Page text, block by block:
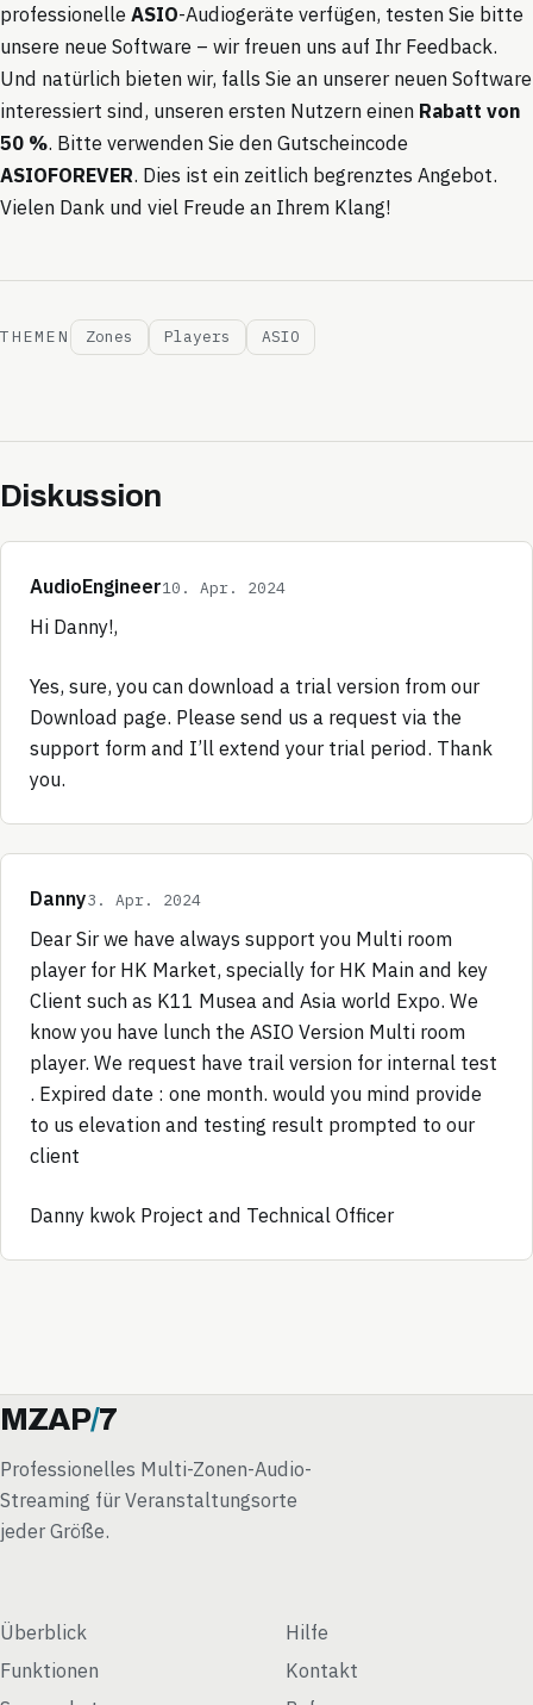
professionelle ASIO-Audiogeräte verfügen, testen Sie bitte
unsere neue Software – wir freuen uns auf Ihr Feedback.
Und natürlich bieten wir, falls Sie an unserer neuen Software
interessiert sind, unseren ersten Nutzern einen Rabatt von
50 %. Bitte verwenden Sie den Gutscheincode
ASIOFOREVER. Dies ist ein zeitlich begrenztes Angebot.
Vielen Dank und viel Freude an Ihrem Klang!
THEMEN Zones Players ASIO
Diskussion
AudioEngineer10. Apr. 2024
Hi Danny!,
Yes, sure, you can download a trial version from our
Download page. Please send us a request via the
support form and I’ll extend your trial period. Thank
you.
Danny3. Apr. 2024
Dear Sir we have always support you Multi room
player for HK Market, specially for HK Main and key
Client such as K11 Musea and Asia world Expo. We
know you have lunch the ASIO Version Multi room
player. We request have trail version for internal test
. Expired date : one month. would you mind provide
to us elevation and testing result prompted to our
client
Danny kwok Project and Technical Officer
MZAP/7
Professionelles Multi-Zonen-Audio-
Streaming für Veranstaltungsorte
jeder Größe.
Überblick
Funktionen
Hilfe
Kontakt